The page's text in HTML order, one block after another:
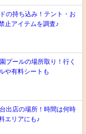
の持ち込み！テント・お
止アイテムを調査♪
プールの場所取り！行く
や有料シートも
出店の場所！時間は何時
エリアにも♪